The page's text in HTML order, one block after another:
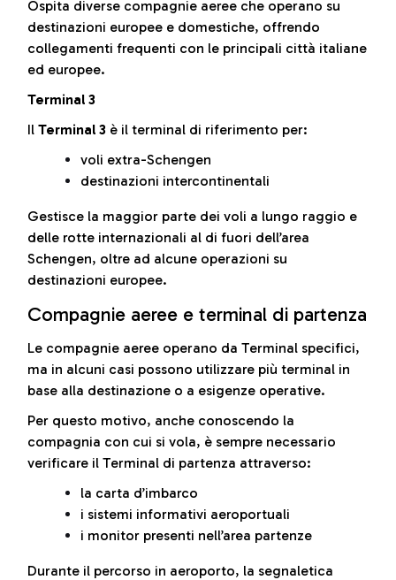
Ospita diverse compagnie aeree che operano su
destinazioni europee e domestiche, offrendo
collegamenti frequenti con le principali città italiane
ed europee.
Terminal 3
Il Terminal 3 è il terminal di riferimento per:
voli extra-Schengen
destinazioni intercontinentali
Gestisce la maggior parte dei voli a lungo raggio e
delle rotte internazionali al di fuori dell’area
Schengen, oltre ad alcune operazioni su
destinazioni europee.
Compagnie aeree e terminal di partenza
Le compagnie aeree operano da Terminal specifici,
ma in alcuni casi possono utilizzare più terminal in
base alla destinazione o a esigenze operative.
Per questo motivo, anche conoscendo la
compagnia con cui si vola, è sempre necessario
verificare il Terminal di partenza attraverso:
la carta d’imbarco
i sistemi informativi aeroportuali
i monitor presenti nell’area partenze
Durante il percorso in aeroporto, la segnaletica